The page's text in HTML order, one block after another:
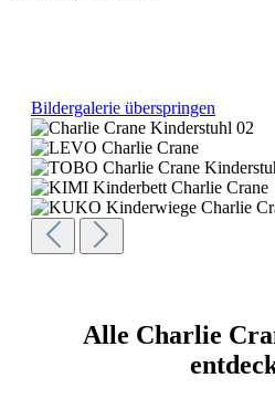
Bildergalerie überspringen
Alle Charlie